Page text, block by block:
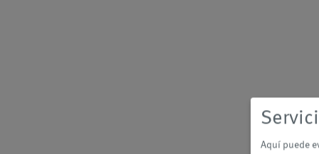
Aquí puede